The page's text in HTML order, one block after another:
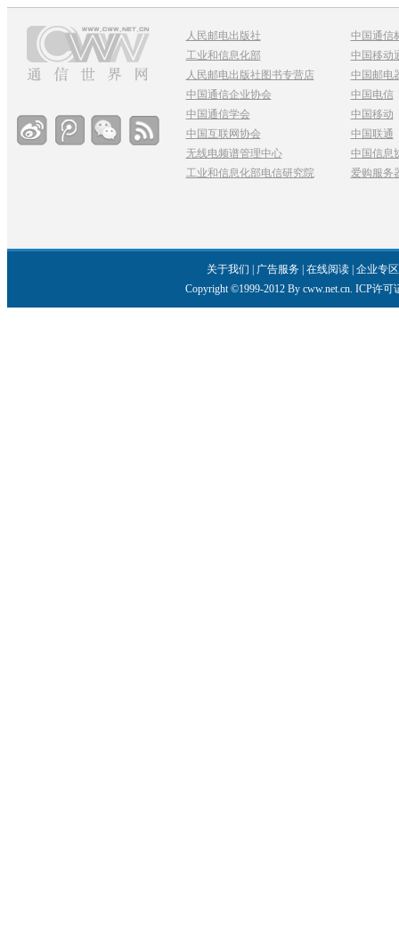
人民邮电出版社
工业和信息化部
人民邮电出版社图书专营店
中国通信企业协会
中国通信学会
中国互联网协会
无线电频谱管理中心
工业和信息化部电信研究院
中国通信
中国移动
中国邮电
中国电信
中国移动
中国联通
中国信息
爱购服务
关于我们 广告服务 在线阅读 企业专区
Copyright ©1999-2012 By cww.net.cn. ICP许